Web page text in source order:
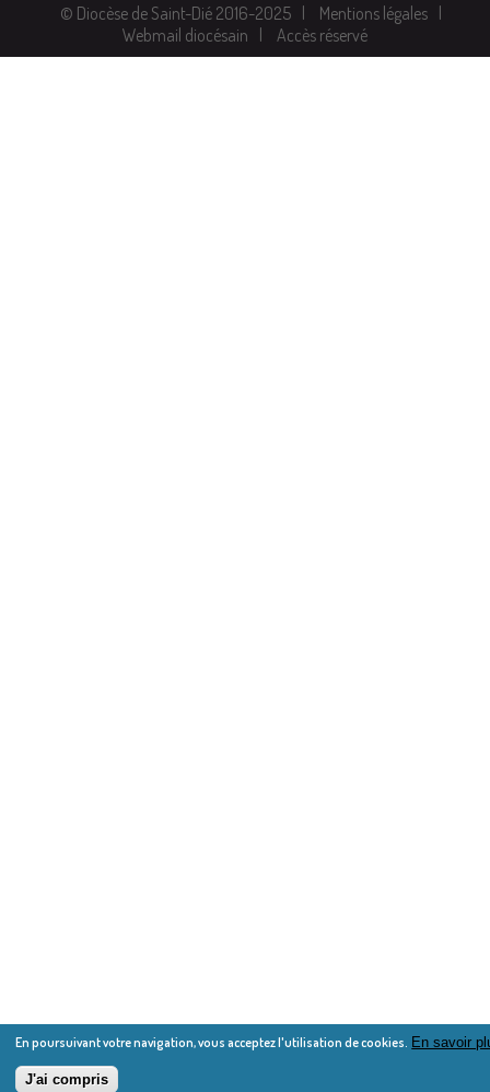
© Diocèse de Saint-Dié 2016-2025
Mentions légales
Webmail diocésain
Accès réservé
En poursuivant votre navigation, vous acceptez l'utilisation de cookies. En savoir
J'ai compris